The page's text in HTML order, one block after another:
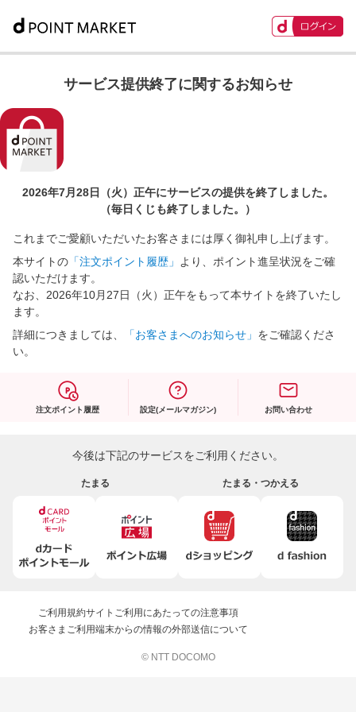
サービス提供終了に関するお知らせ
2026年7月28日（火）正午にサービスの提供を終了しました。
（毎日くじも終了しました。）
これまでご愛顧いただいたお客さまには厚く御礼申し上げます。
本サイトの 「注文ポイント履歴」
より、ポイント進呈状況をご確
認いただけます。
なお、2026年10月27日（火）正午をもって本サイトを終了いたし
ます。
詳細につきましては、
「お客さまへのお知らせ」 をご確認くださ
い。
注文ポイント履歴 設定(メールマガジン) お問い合わせ
今後は下記のサービスをご利用ください。
たまる たまる・つかえる
ご利用規約サイトご利用にあたっての注意事項
お客さまご利用端末からの情報の外部送信について
© NTT DOCOMO